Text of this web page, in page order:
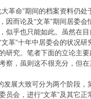
命”期间的档案资料仍处
因而论及“文革”期间居委
似乎也只能如此。虽然在
革”十年中居委会的状况
研究。笔者下面的立论主
察，虽则这不很充分，但
展大致可分为两个阶段，
会，进行“文革”及其它正